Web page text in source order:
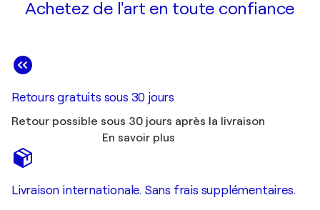
Achetez de l'art en toute confiance
Retours gratuits sous 30 jours
Retour possible sous 30 jours après la livraison
En savoir plus
Livraison internationale. Sans frais supplémentaires.